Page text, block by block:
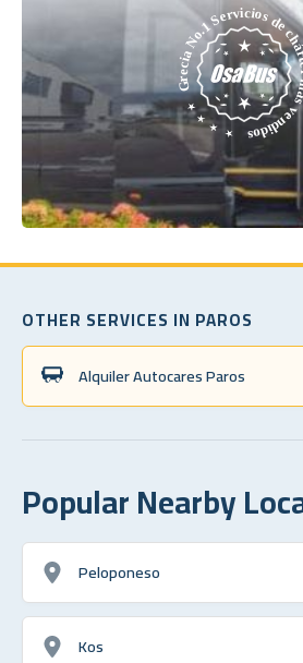
OTHER SERVICES IN PAROS
Alquiler Autocares Paros
Popular Nearby
Peloponeso
Kos